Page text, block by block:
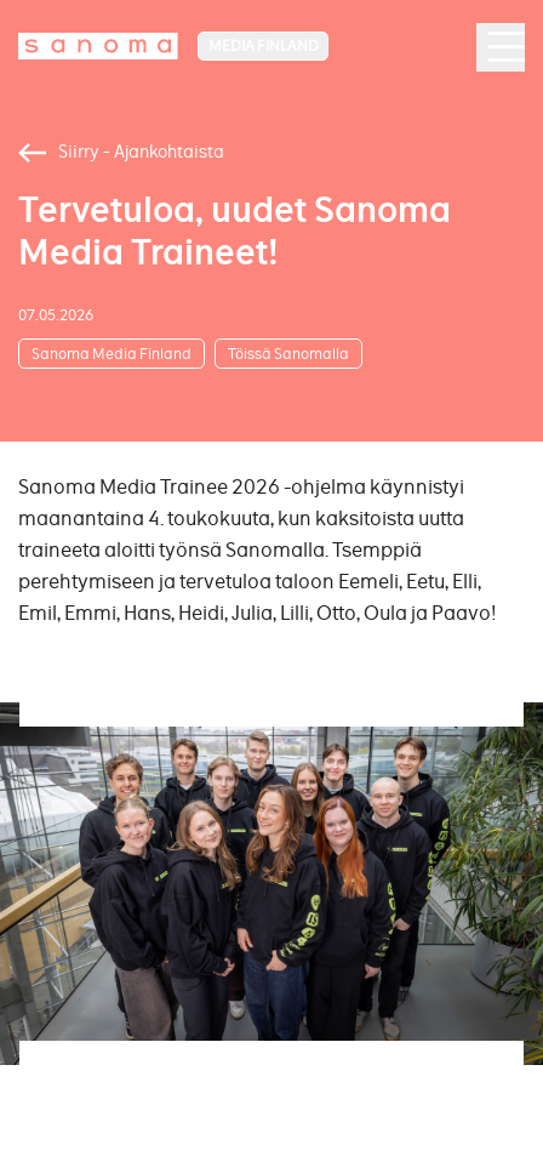
Siirry - Ajankohtaista
Tervetuloa, uudet Sanoma
Media Traineet!
07.05.2026
Sanoma Media Finland Töissä Sanomalla
Sanoma Media Trainee 2026 -ohjelma käynnistyi
maanantaina 4. toukokuuta, kun kaksitoista uutta
traineeta aloitti työnsä Sanomalla. Tsemppiä
perehtymiseen ja tervetuloa taloon Eemeli, Eetu, Elli,
Emil, Emmi, Hans, Heidi, Julia, Lilli, Otto, Oula ja Paavo!